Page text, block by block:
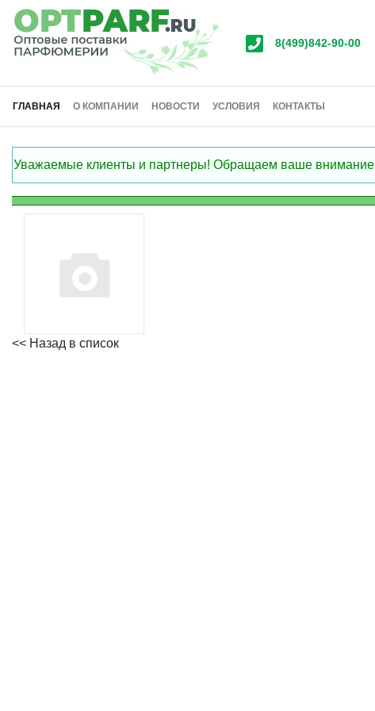
8(499)842-90-00
ГЛАВНАЯ О КОМПАНИИ НОВОСТИ УСЛОВИЯ КОНТАКТЫ
Уважаемые клиенты и партнеры! Обращаем ваше внимание:
<< Назад в список